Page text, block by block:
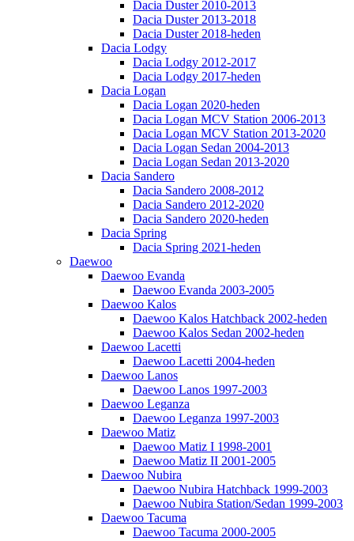
Dacia Duster 2010-2013
Dacia Duster 2013-2018
Dacia Duster 2018-heden
Dacia Lodgy
Dacia Lodgy 2012-2017
Dacia Lodgy 2017-heden
Dacia Logan
Dacia Logan 2020-heden
Dacia Logan MCV Station 2006-2013
Dacia Logan MCV Station 2013-2020
Dacia Logan Sedan 2004-2013
Dacia Logan Sedan 2013-2020
Dacia Sandero
Dacia Sandero 2008-2012
Dacia Sandero 2012-2020
Dacia Sandero 2020-heden
Dacia Spring
Dacia Spring 2021-heden
Daewoo
Daewoo Evanda
Daewoo Evanda 2003-2005
Daewoo Kalos
Daewoo Kalos Hatchback 2002-heden
Daewoo Kalos Sedan 2002-heden
Daewoo Lacetti
Daewoo Lacetti 2004-heden
Daewoo Lanos
Daewoo Lanos 1997-2003
Daewoo Leganza
Daewoo Leganza 1997-2003
Daewoo Matiz
Daewoo Matiz I 1998-2001
Daewoo Matiz II 2001-2005
Daewoo Nubira
Daewoo Nubira Hatchback 1999-2003
Daewoo Nubira Station/Sedan 1999-2003
Daewoo Tacuma
Daewoo Tacuma 2000-2005